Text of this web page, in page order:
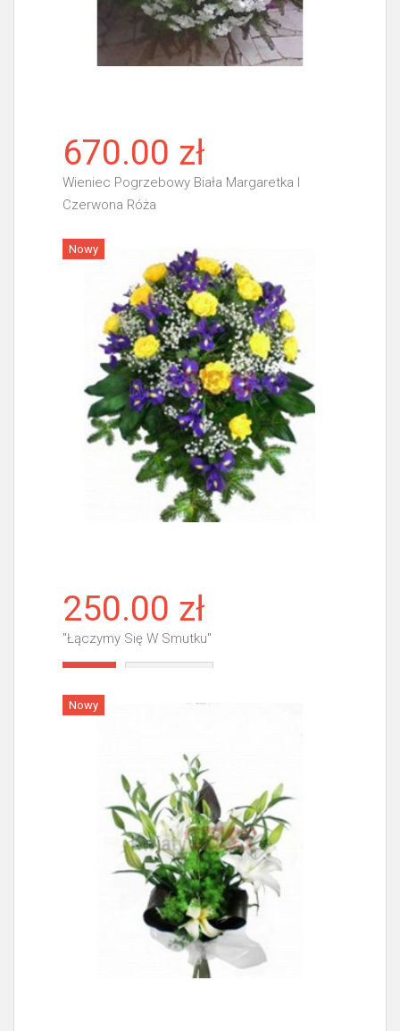
670.00 zł
Wieniec Pogrzebowy Biała Margaretka I
Czerwona Róża
Więcej
Nowy
250.00 zł
"Łączymy Się W Smutku"
Nowy